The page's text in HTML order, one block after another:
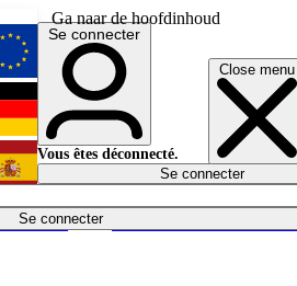
Ga naar de hoofdinhoud
Close menu
Se connecter
Économie
English
Deutsch
Español
Se connecter
Vous êtes déconnecté.
Se connecter